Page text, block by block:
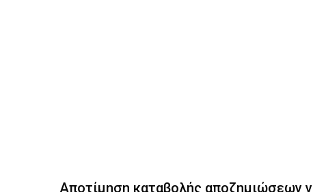
Αποτίμηση καταβολής αποζημιώσεων